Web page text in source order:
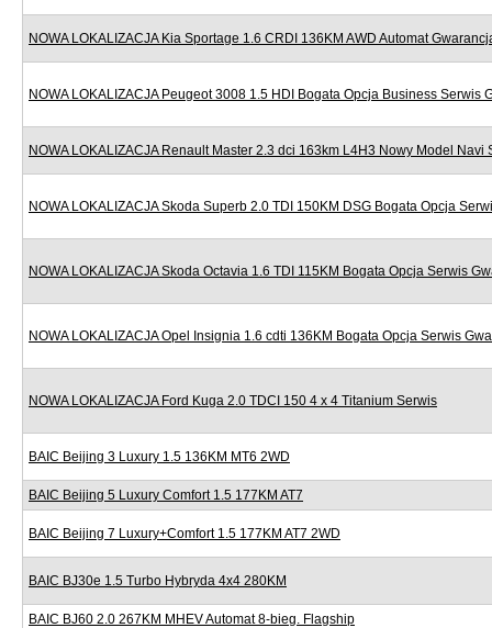
NOWA LOKALIZACJA Kia Sportage 1.6 CRDI 136KM AWD Automat
NOWA LOKALIZACJA Peugeot 3008 1.5 HDI Bogata Opcja Business Serwis
NOWA LOKALIZACJA Renault Master 2.3 dci 163km L4H3 Nowy Model Navi
NOWA LOKALIZACJA Skoda Superb 2.0 TDI 150KM DSG Bogata Opcja
NOWA LOKALIZACJA Skoda Octavia 1.6 TDI 115KM Bogata Opcja Serwis
NOWA LOKALIZACJA Opel Insignia 1.6 cdti 136KM Bogata Opcja Serwis
NOWA LOKALIZACJA Ford Kuga 2.0 TDCI 150 4 x 4 Titanium Serwis
BAIC Beijing 3 Luxury 1.5 136KM MT6 2WD
BAIC Beijing 5 Luxury Comfort 1.5 177KM AT7
BAIC Beijing 7 Luxury+Comfort 1.5 177KM AT7 2WD
BAIC BJ30e 1.5 Turbo Hybryda 4x4 280KM
BAIC BJ60 2.0 267KM MHEV Automat 8-bieg. Flagship